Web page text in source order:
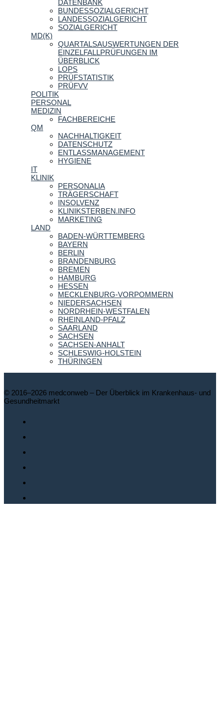
DATENBANK
BUNDESSOZIALGERICHT
LANDESSOZIALGERICHT
SOZIALGERICHT
MD(K)
QUARTALSAUSWERTUNGEN DER
EINZELFALLPRÜFUNGEN IM
ÜBERBLICK
LOPS
PRÜFSTATISTIK
PRÜFVV
POLITIK
PERSONAL
MEDIZIN
FACHBEREICHE
QM
NACHHALTIGKEIT
DATENSCHUTZ
ENTLASSMANAGEMENT
HYGIENE
IT
KLINIK
PERSONALIA
TRÄGERSCHAFT
INSOLVENZ
KLINIKSTERBEN.INFO
MARKETING
LAND
BADEN-WÜRTTEMBERG
BAYERN
BERLIN
BRANDENBURG
BREMEN
HAMBURG
HESSEN
MECKLENBURG-VORPOMMERN
NIEDERSACHSEN
NORDRHEIN-WESTFALEN
RHEINLAND-PFALZ
SAARLAND
SACHSEN
SACHSEN-ANHALT
SCHLESWIG-HOLSTEIN
THÜRINGEN
© 2016–2026 medconweb – Der Überblick im Krankenhaus- und
Gesundheitmarkt